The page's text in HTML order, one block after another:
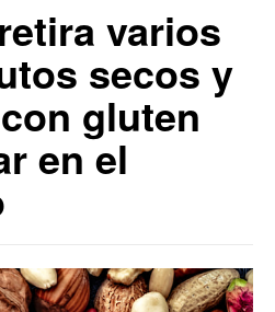
varios
secos y
gluten
en el